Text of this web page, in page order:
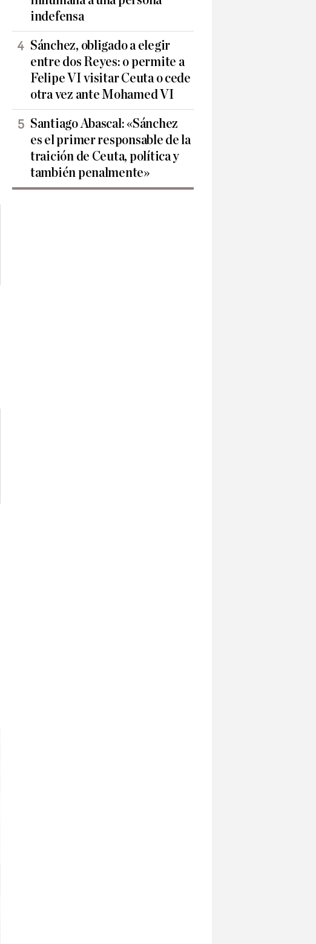
indefensa
Sánchez, obligado a elegir
entre dos Reyes: o permite a
Felipe VI visitar Ceuta o cede
otra vez ante Mohamed VI
Santiago Abascal: «Sánchez
es el primer responsable de la
traición de Ceuta, política y
también penalmente»